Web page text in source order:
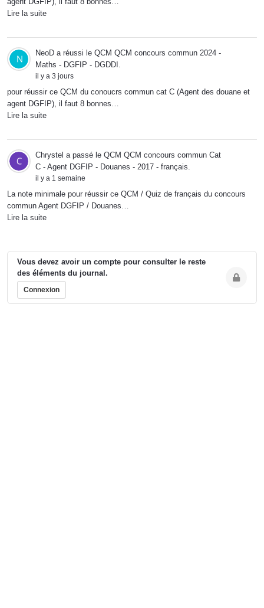
Lire la suite
NeoD a réussi le QCM QCM concours commun 2024 -
Maths - DGFIP - DGDDI .
il y a 3 jours
pour réussir ce QCM du conoucrs commun cat C (Agent des douane et
agent DGFIP), il faut 8 bonnes…
Lire la suite
Chrystel a passé le QCM QCM concours commun Cat
C - Agent DGFIP - Douanes - 2017 - français.
il y a 1 semaine
La note minimale pour réussir ce QCM / Quiz de français du concours
commun Agent DGFIP / Douanes…
Lire la suite
Vous devez avoir un compte pour consulter le reste
des éléments du journal.
Connexion